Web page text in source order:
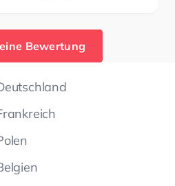
Bewertung